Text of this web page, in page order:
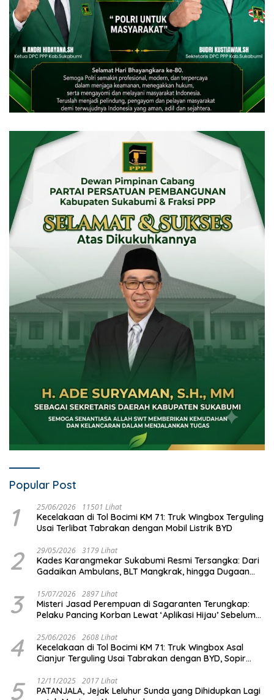
Popular Post
1 25/06/2026 11501 Lihat
Kecelakaan di Tol Bocimi KM 71: Truk Wingbox Terguling
Usai Terlibat Tabrakan dengan Mobil Listrik BYD
2 29/05/2026 3179 Lihat
Kades Karangmekar Sukabumi Resmi Tersangka: Dari
Gadaikan Ambulans, BLT Mangkrak, hingga Dugaan
3 15/07/2026 2897 Lihat
Misteri Jasad Perempuan di Sagaranten Terungkap:
Pelaku Pancing Korban Lewat ‘Aplikasi Hijau’ Sebelum
4 25/06/2026 2608 Lihat
Kecelakaan di Tol Bocimi KM 71: Truk Wingbox Asal
Cianjur Terguling Usai Tabrakan dengan BYD, Sopir
5 12/11/2025 2017 Lihat
PATANJALA, Jejak Leluhur Sunda yang Dihidupkan Lagi